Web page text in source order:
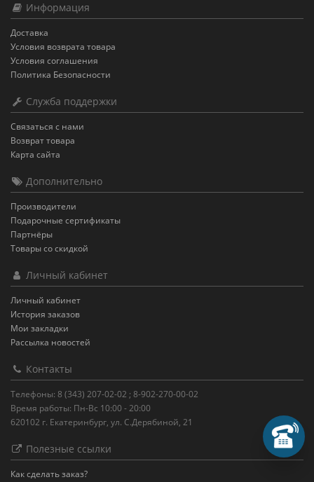
Информация
Доставка
Условия возврата товара
Условия соглашения
Политика Безопасности
Служба поддержки
Связаться с нами
Возврат товара
Карта сайта
Дополнительно
Производители
Подарочные сертификаты
Партнёры
Товары со скидкой
Личный кабинет
Личный кабинет
История заказов
Мои закладки
Рассылка новостей
Контакты
Телефоны: 8 (343) 207-02-02 ; 8-902-270-00-02
Время работы: Пн-Вс 10:00 - 20:00
620102 г. Екатеринбург, ул. С.Дерябиной, 21
Полезные ссылки
Как сделать заказ?